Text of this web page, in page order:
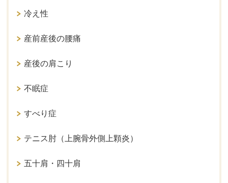
冷え性
産前産後の腰痛
産後の肩こり
不眠症
すべり症
テニス肘（上腕骨外側上顆炎）
五十肩・四十肩